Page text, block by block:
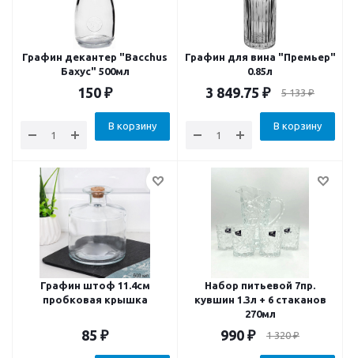
Графин декантер "Bacchus
Бахус" 500мл
150 ₽
В корзину
Графин для вина "Премьер"
0.85л
3 849.75 ₽ 5 133₽
В корзину
Графин штоф 11.4см
пробковая крышка
85 ₽
Набор питьевой 7пр.
кувшин 1.3л + 6 стаканов
270мл
990 ₽ 1 320₽